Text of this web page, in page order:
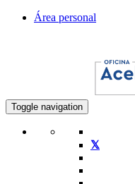
Área personal
Toggle navigation